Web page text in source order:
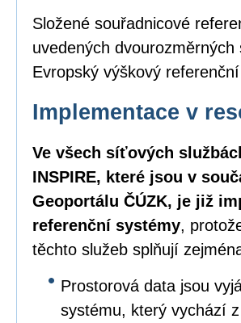
Složené souřadnicové
uvedených
Evropský výškový
Implementace v
Ve všech síťových
INSPIRE, které jsou v
Geoportálu ČÚZK, je již
referenční systémy,
těchto služeb splňují
Prostorová data jsou
systému, který vychází